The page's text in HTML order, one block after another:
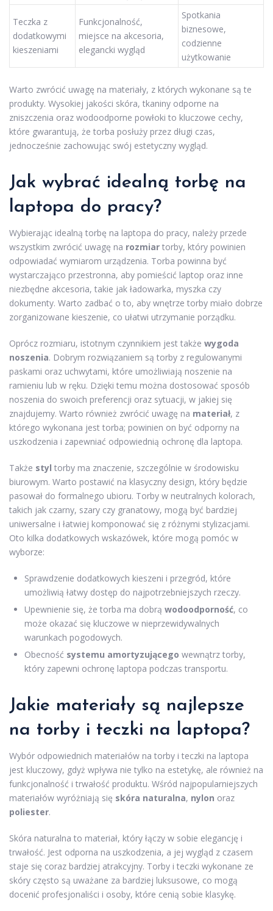
Teczka z
dodatkowymi
kieszeniami
Funkcjonalność,
miejsce na akcesoria,
elegancki wygląd
Spotkania
biznesowe,
codzienne
użytkowanie
Warto zwrócić uwagę na materiały, z których wykonane są te
produkty. Wysokiej jakości skóra, tkaniny odporne na
zniszczenia oraz wodoodporne powłoki to kluczowe cechy,
które gwarantują, że torba posłuży przez długi czas,
jednocześnie zachowując swój estetyczny wygląd.
Jak wybrać idealną torbę na
laptopa do pracy?
Wybierając idealną torbę na laptopa do pracy, należy przede
wszystkim zwrócić uwagę na rozmiar torby, który powinien
odpowiadać wymiarom urządzenia. Torba powinna być
wystarczająco przestronna, aby pomieścić laptop oraz inne
niezbędne akcesoria, takie jak ładowarka, myszka czy
dokumenty. Warto zadbać o to, aby wnętrze torby miało dobrze
zorganizowane kieszenie, co ułatwi utrzymanie porządku.
Oprócz rozmiaru, istotnym czynnikiem jest także wygoda
noszenia. Dobrym rozwiązaniem są torby z regulowanymi
paskami oraz uchwytami, które umożliwiają noszenie na
ramieniu lub w ręku. Dzięki temu można dostosować sposób
noszenia do swoich preferencji oraz sytuacji, w jakiej się
znajdujemy. Warto również zwrócić uwagę na materiał, z
którego wykonana jest torba; powinien on być odporny na
uszkodzenia i zapewniać odpowiednią ochronę dla laptopa.
Także styl torby ma znaczenie, szczególnie w środowisku
biurowym. Warto postawić na klasyczny design, który będzie
pasował do formalnego ubioru. Torby w neutralnych kolorach,
takich jak czarny, szary czy granatowy, mogą być bardziej
uniwersalne i łatwiej komponować się z różnymi stylizacjami.
Oto kilka dodatkowych wskazówek, które mogą pomóc w
wyborze:
Sprawdzenie dodatkowych kieszeni i przegród, które
umożliwią łatwy dostęp do najpotrzebniejszych rzeczy.
Upewnienie się, że torba ma dobrą wodoodporność, co
może okazać się kluczowe w nieprzewidywalnych
warunkach pogodowych.
Obecność systemu amortyzującego wewnątrz torby,
który zapewni ochronę laptopa podczas transportu.
Jakie materiały są najlepsze
na torby i teczki na laptopa?
Wybór odpowiednich materiałów na torby i teczki na laptopa
jest kluczowy, gdyż wpływa nie tylko na estetykę, ale również na
funkcjonalność i trwałość produktu. Wśród najpopularniejszych
materiałów wyróżniają się skóra naturalna, nylon oraz
poliester.
Skóra naturalna to materiał, który łączy w sobie elegancję i
trwałość. Jest odporna na uszkodzenia, a jej wygląd z czasem
staje się coraz bardziej atrakcyjny. Torby i teczki wykonane ze
skóry często są uważane za bardziej luksusowe, co mogą
docenić profesjonaliści i osoby, które cenią sobie klasykę.